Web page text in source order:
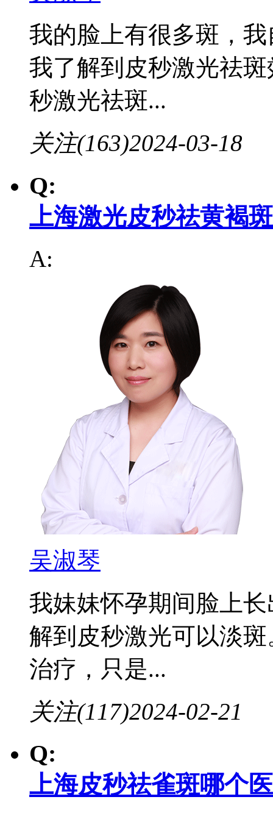
我的脸上有很多斑，
我了解到皮秒激光祛
秒激光祛斑...
关注(163)2024-03-18
Q:
上海激光皮秒祛黄褐
A:
吴淑琴
我妹妹怀孕期间脸上
解到皮秒激光可以淡
治疗，只是...
关注(117)2024-02-21
Q:
上海皮秒祛雀斑哪个